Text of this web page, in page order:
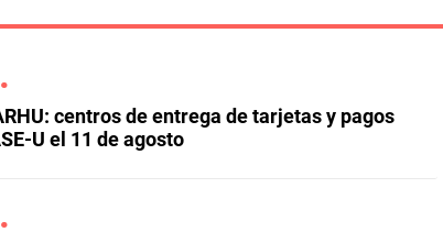
centros de entrega de tarjetas y pagos
U el 11 de agosto